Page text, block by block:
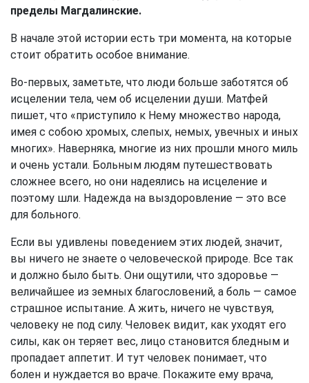
пределы Магдалинские.
В начале этой истории есть три момента, на которые
стоит обратить особое внимание.
Во-первых, заметьте, что люди больше заботятся об
исцелении тела, чем об исцелении души. Матфей
пишет, что «приступило к Нему множество народа,
имея с собою хромых, слепых, немых, увечных и иных
многих». Наверняка, многие из них прошли много миль
и очень устали. Больным людям путешествовать
сложнее всего, но они надеялись на исцеление и
поэтому шли. Надежда на выздоровление — это все
для больного.
Если вы удивлены поведением этих людей, значит,
вы ничего не знаете о человеческой природе. Все так
и должно было быть. Они ощутили, что здоровье —
величайшее из земных благословений, а боль — самое
страшное испытание. А жить, ничего не чувствуя,
человеку не под силу. Человек видит, как уходят его
силы, как он теряет вес, лицо становится бледным и
пропадает аппетит. И тут человек понимает, что
болен и нуждается во враче. Покажите ему врача,